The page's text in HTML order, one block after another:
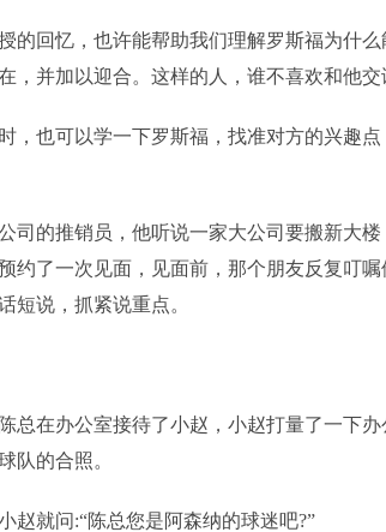
的回忆，也许能帮助我们理解罗斯福为什
，并加以迎合。这样的人，谁不喜欢和他
，也可以学一下罗斯福，找准对方的兴趣
司的推销员，他听说一家大公司要搬新大
约了一次见面，见面前，那个朋友反复叮
短说，抓紧说重点。
总在办公室接待了小赵，小赵打量了一下
队的合照。
赵就问:“陈总您是阿森纳的球迷吧?”